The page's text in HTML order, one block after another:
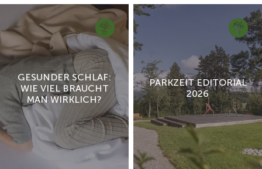
GESUNDER SCHLAF:
WIE VIEL BRAUCHT
MAN WIRKLICH?
PARKZEIT EDITORIAL
2026